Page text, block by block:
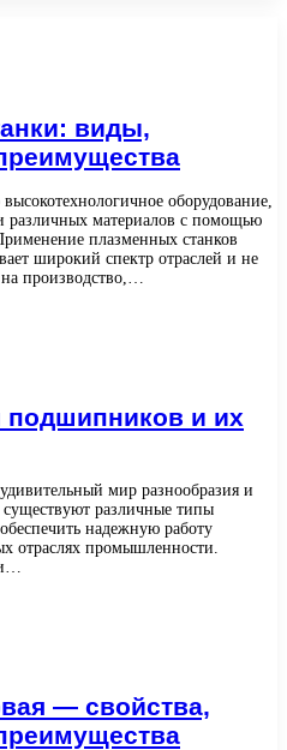
виды,
оборудование,
различных материалов с помощью
плазменных станков
широкий спектр отраслей и не
на производство,…
подшипников и их
мир разнообразия и
различные типы
надежную работу
отраслях промышленности.
— свойства,